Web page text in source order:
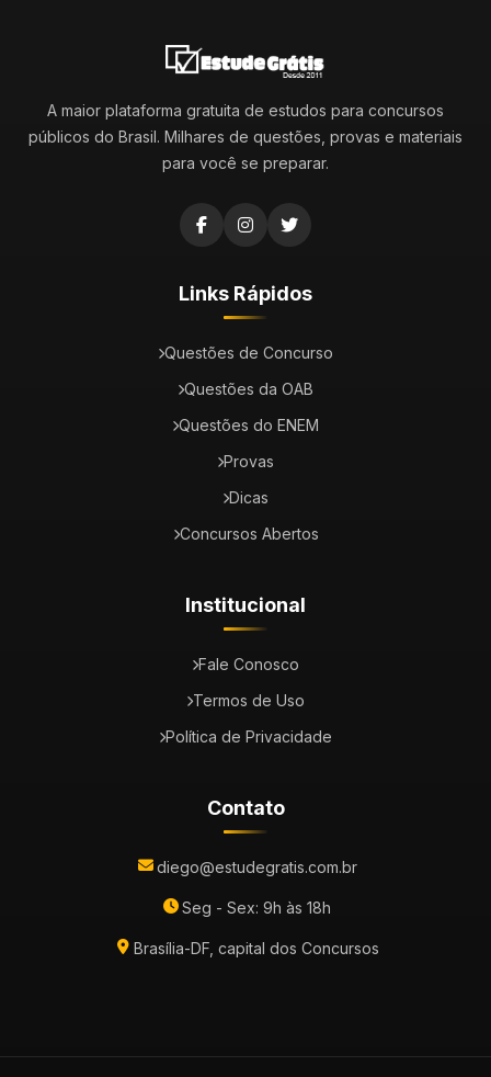
A maior plataforma gratuita de estudos para concursos
públicos do Brasil. Milhares de questões, provas e materiais
para você se preparar.
Links Rápidos
Questões de Concurso
Questões da OAB
Questões do ENEM
Provas
Dicas
Concursos Abertos
Institucional
Fale Conosco
Termos de Uso
Política de Privacidade
Contato
diego@estudegratis.com.br
Seg - Sex: 9h às 18h
Brasília-DF, capital dos Concursos